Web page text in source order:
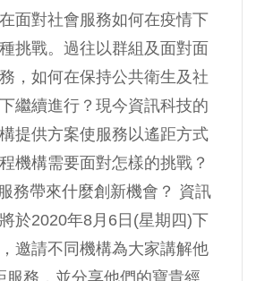
面對社會服務如何在疫情下
挑戰。過往以群組及面對面
，如何在保持公共衛生及社
繼續進行？現今資訊科技的
提供方案使服務以遙距方式
機構需要面對怎樣的挑戰？
務帶來什麼創新機會？ 資訊
於2020年8月6日(星期四)下
邀請不同機構為大家講解他
服務，並分享他們的寶貴經